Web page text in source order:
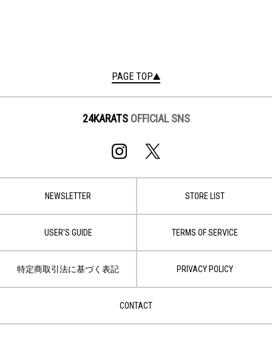
PAGE TOP
24KARATS OFFICIAL SNS
NEWSLETTER STORE LIST
USER'S GUIDE TERMS OF SERVICE
特定商取引法に基づく表記 PRIVACY POLICY
CONTACT